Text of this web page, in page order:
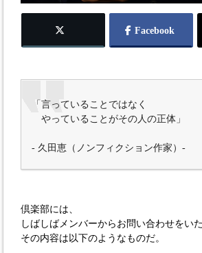
「言っていることではなく
やっていることがその人の正体」
- 久田恵（ノンフィクション作家）-
倶楽部には、
しばしばメンバーからお問い合わせをいた
その内容は以下のようなものだ。